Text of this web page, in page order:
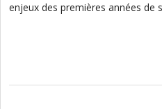
enjeux des premières années de